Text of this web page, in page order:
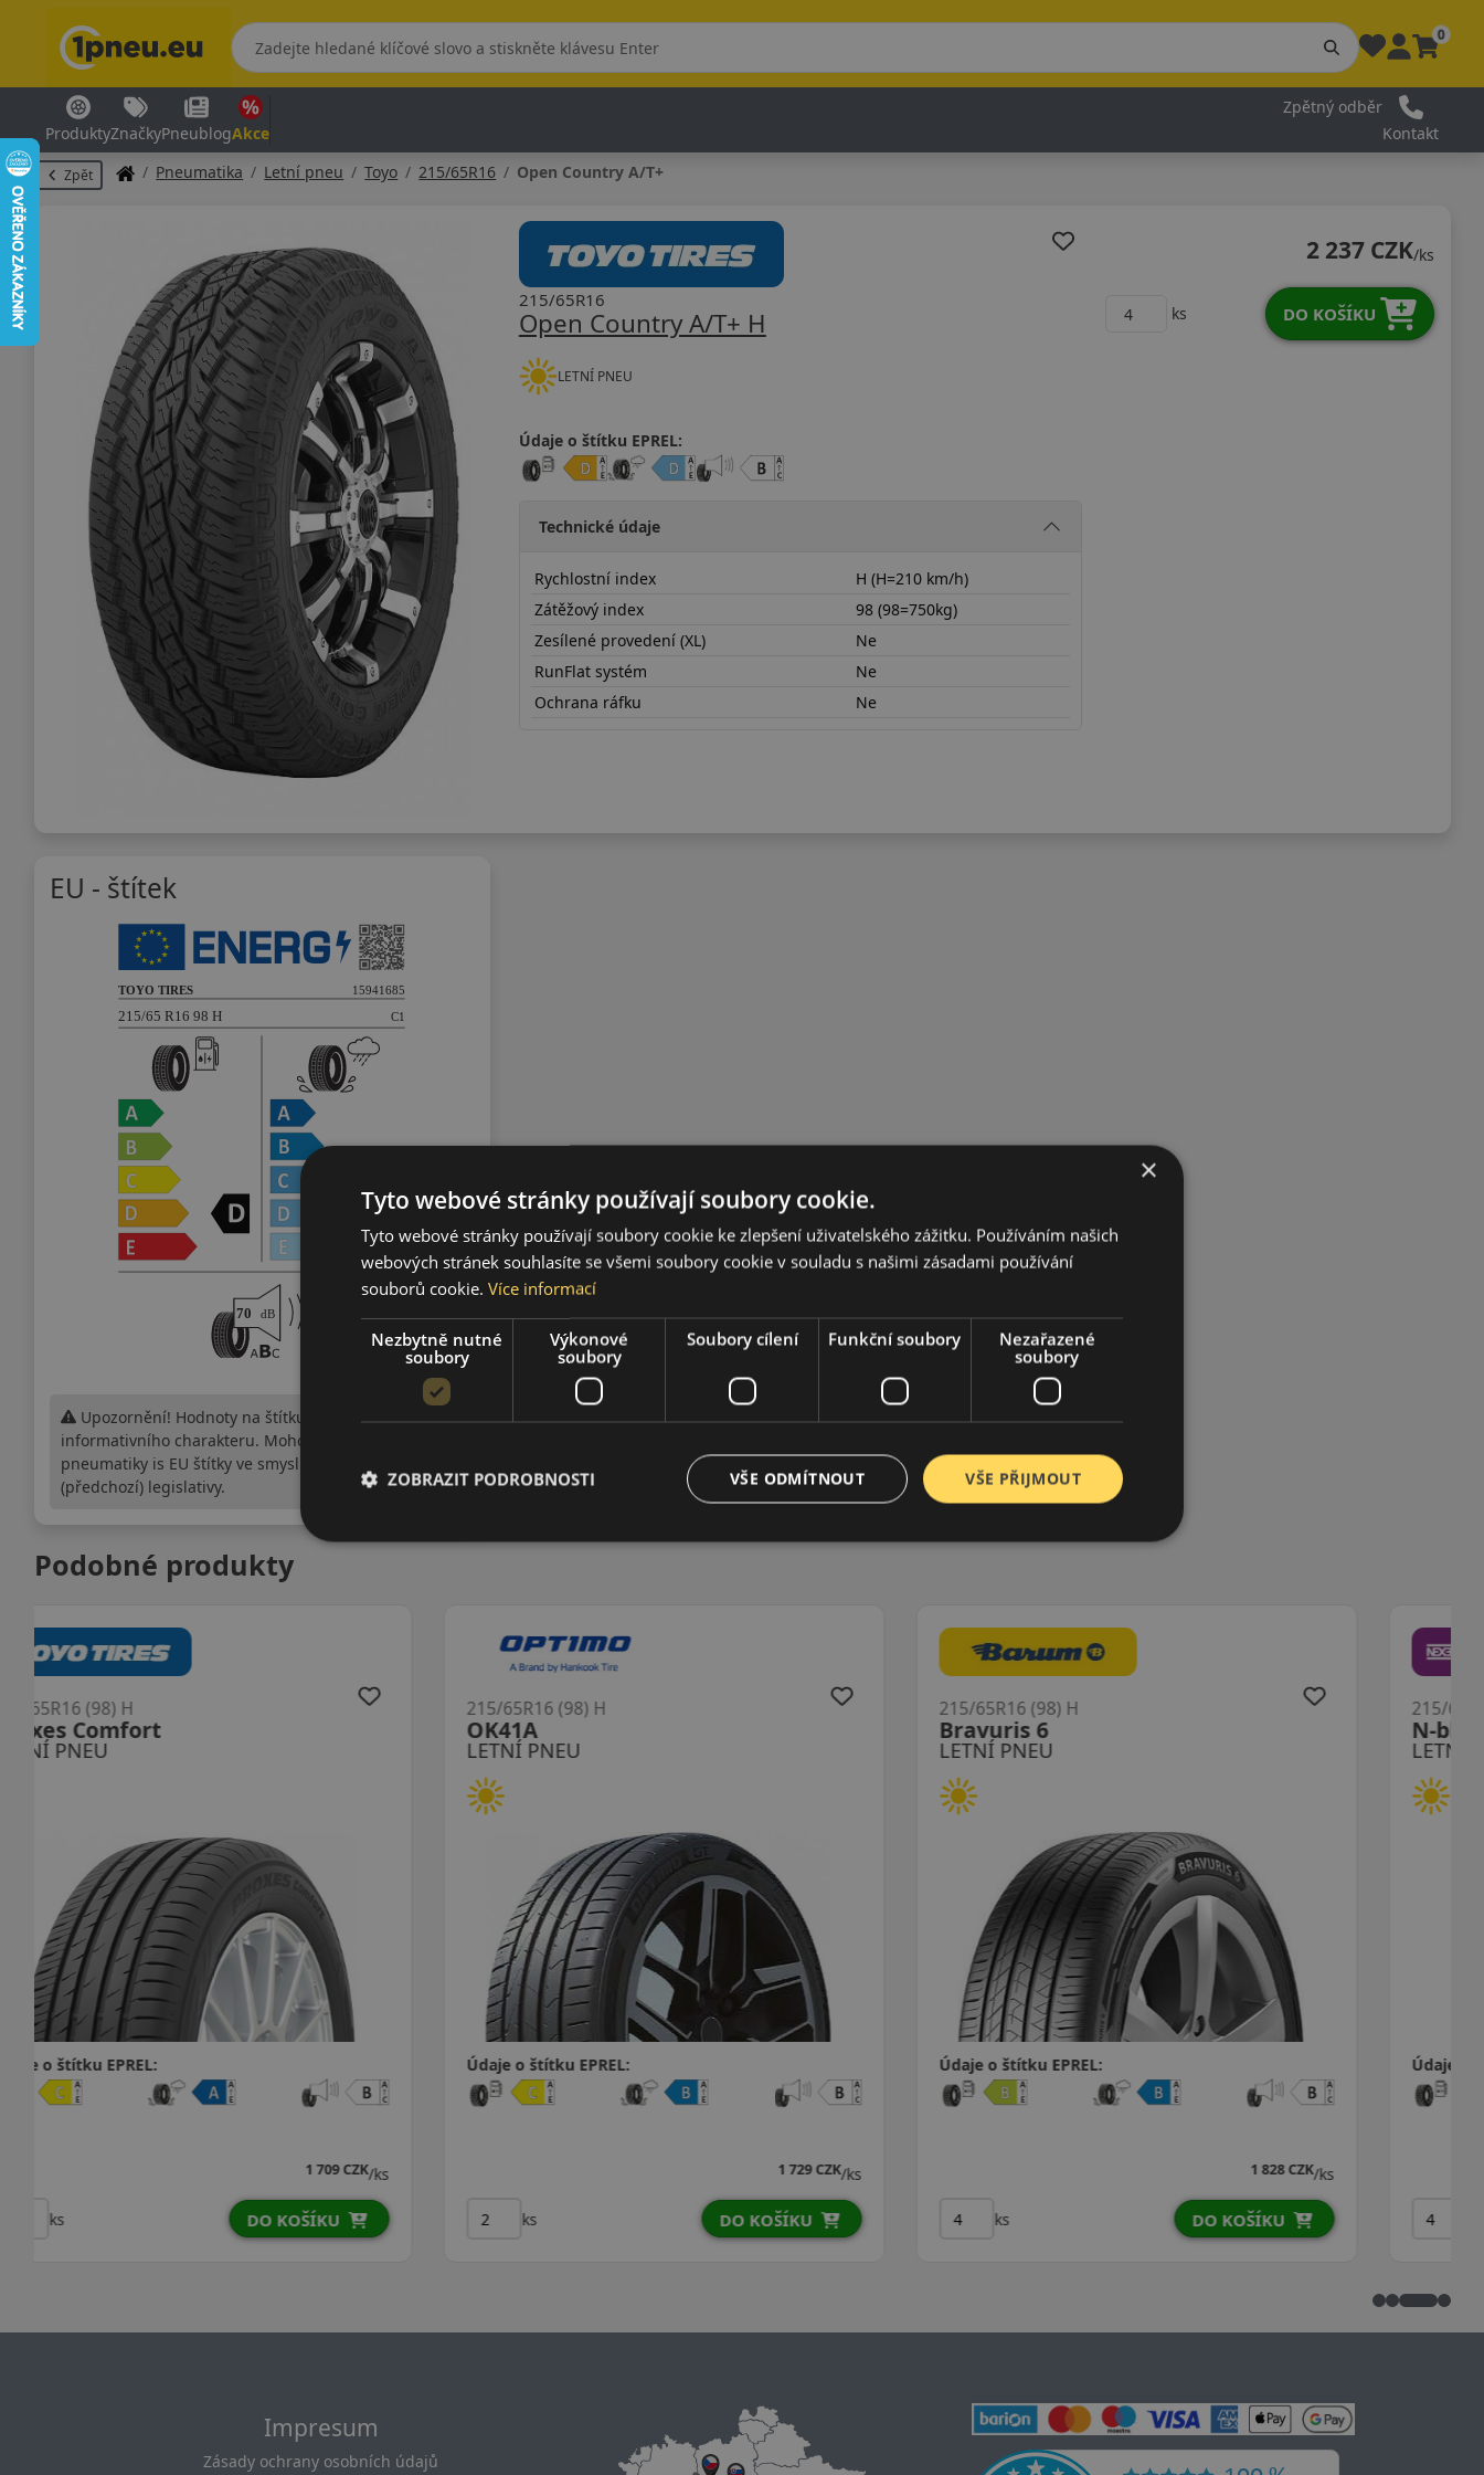
0
ProduktyZnačkyPneublogAkce
Zpětný odběr
Kontakt
Zpět Pneumatika Letní pneu Toyo 215/65R16 Open Country A/T+
Open Country A/T+ H
215/65R16
LETNÍ PNEU
Údaje o štítku EPREL:
Technické údaje
Rychlostní index
H (H=210 km/h)
Zátěžový index
98 (98=750kg)
Zesílené provedení (XL)
Ne
RunFlat systém
Ne
Ochrana ráfku
Ne
2 237 CZK/ks
ks DO KOŠÍKU
EU - štítek
Upozornění! Hodnoty na štítku jsou pouze
informativního charakteru. Mohou být dodány
pneumatiky is EU štítky ve smyslu dosud platné
(předchozí) legislativy.
Podobné produkty
LETNÍ PNEU
N-blue S
215/65R16 (98) H
Údaje o štítku EPREL:
1 871 CZK
DO KOŠÍKU
LETNÍ PNEU
Dynaxer HP5
215/65R16 (98) H
Údaje o štítku EPREL:
1 951 CZK
DO KOŠÍKU
LETNÍ PNEU
N-blue S XL
215/65R16 (102) H
Údaje o štítku EPREL:
2 003 CZK
DO KOŠÍKU
Impresum
Zásady ochrany osobních údajů
×
Tyto webové stránky používají soubory cookie.
Tyto webové stránky používají soubory cookie ke zlepšení uživatelského zážitku. Používáním našich
webových stránek souhlasíte se všemi soubory cookie v souladu s našimi zásadami používání
souborů cookie. Více informací
Nezbytně nutné
soubory
Výkonové
soubory
Soubory cílení Funkční soubory
Nezařazené
soubory
VŠE PŘIJMOUT
VŠE ODMÍTNOUT
ZOBRAZIT PODROBNOSTI